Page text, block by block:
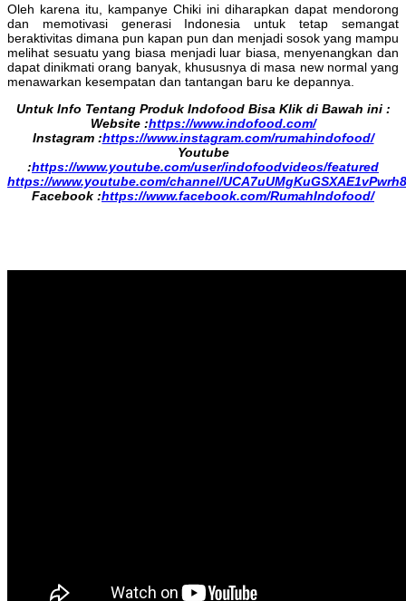
Oleh karena itu, kampanye Chiki ini diharapkan dapat mendorong
dan memotivasi generasi Indonesia untuk tetap semangat
beraktivitas dimana pun kapan pun dan menjadi sosok yang mampu
melihat sesuatu yang biasa menjadi luar biasa, menyenangkan dan
dapat dinikmati orang banyak, khususnya di masa new normal yang
menawarkan kesempatan dan tantangan baru ke depannya.
Untuk Info Tentang Produk Indofood Bisa Klik di Bawah ini :
Website :https://www.indofood.com/
Instagram :https://www.instagram.com/rumahindofood/
Youtube
:https://www.youtube.com/user/indofoodvideos/featured
https://www.youtube.com/channel/
Facebook :https://www.facebook.com/RumahIndofood/